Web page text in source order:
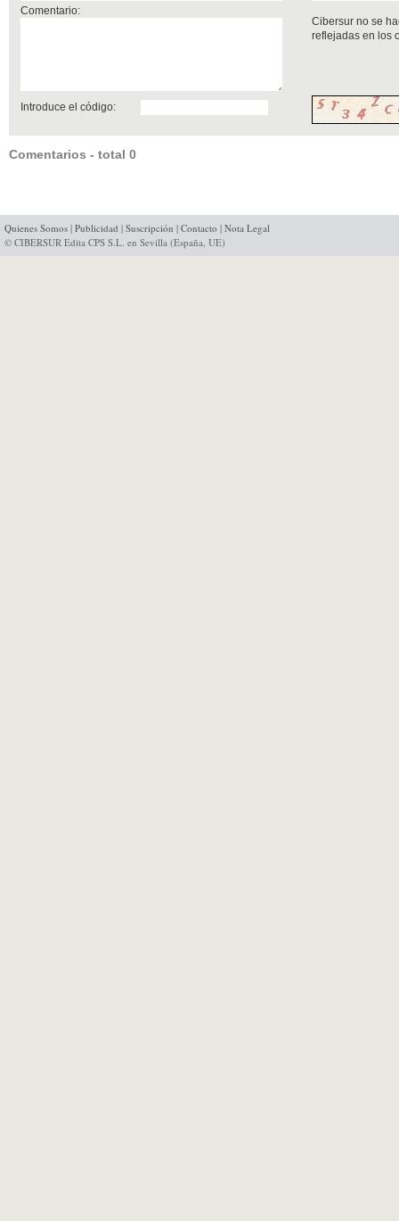
Comentario:
Cibersur no se
reflejadas en los
Introduce el código:
Comentarios - total 0
Quienes Somos | Publicidad | Suscripción | Contacto | Nota Legal
© CIBERSUR Edita CPS S.L. en Sevilla (España, UE)